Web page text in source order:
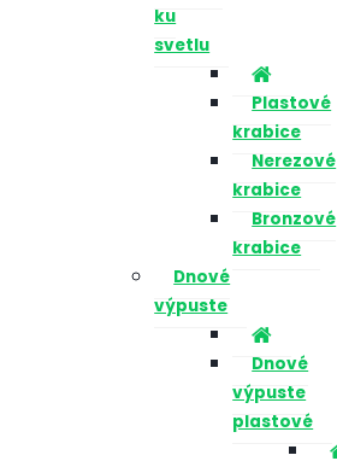
ku
svetlu
Plastové
krabice
Nerezové
krabice
Bronzové
krabice
Dnové
výpuste
Dnové
výpuste
plastové